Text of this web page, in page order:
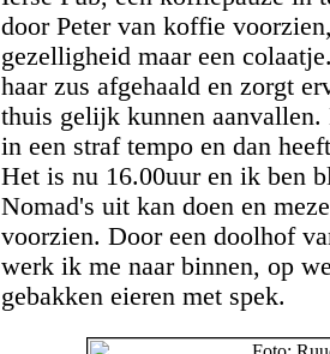
door Peter van koffie
gezelligheid maar een
haar zus afgehaald en zorgt
thuis gelijk kunnen
in een straf tempo en dan
Het is nu 16.00uur en ik ben
Nomad's uit kan doen en
voorzien. Door een doolhof
werk ik me naar binnen, op
gebakken eieren met spek.